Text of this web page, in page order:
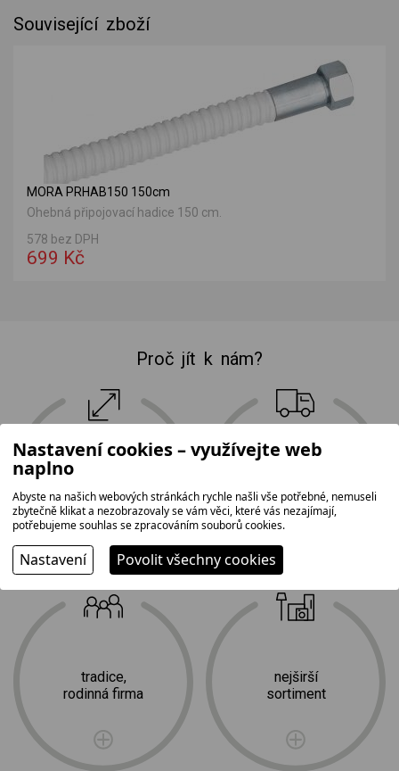
Související zboží
MORA PRHAB150 150cm
Ohebná připojovací hadice 150 cm.
578 bez DPH
699 Kč
Proč jít k nám?
největší prodejní
plocha na Vysočině
1 500 m2
tradice,
rodinná firma
instalace zdarma
nejširší
sortiment
Nastavení cookies – využívejte web
naplno
Abyste na našich webových stránkách rychle našli vše potřebné, nemuseli
zbytečně klikat a nezobrazovaly se vám věci, které vás nezajímají,
potřebujeme souhlas se zpracováním souborů cookies.
Nastavení Povolit všechny cookies